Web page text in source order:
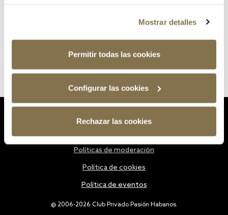
Mostrar detalles
Permitir todas las cookies
Configurar las cookies
Rechazar las cookies
@ 2006-2026 Club Privado Pasión Habanos.
Políticas de moderación
Política de cookies
Política de eventos